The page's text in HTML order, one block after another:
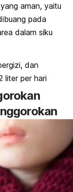
aman, yaitu
pada
dalam siku
dan
liter per hari